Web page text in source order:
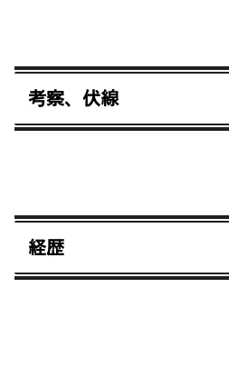
考察、伏線
経歴